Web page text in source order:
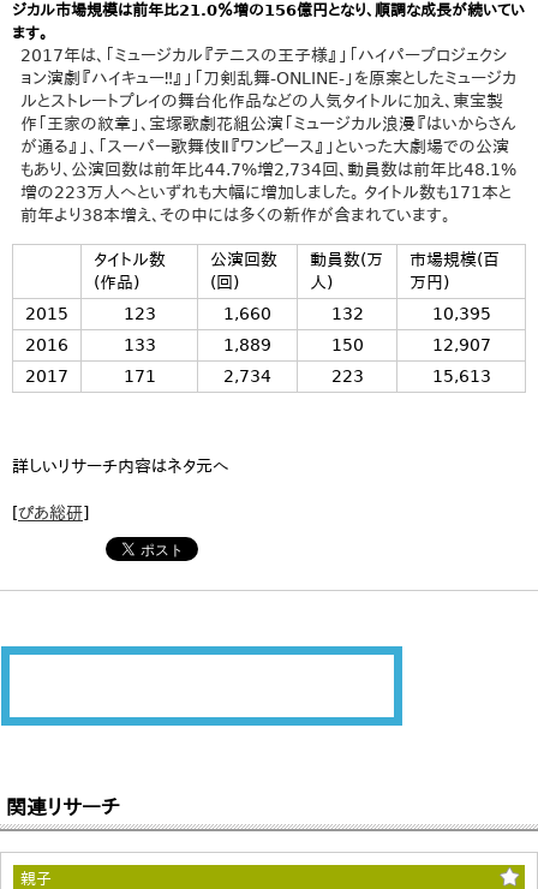
ジカル市場規模は前年比21.0％増の156億円となり、順調な成長が続いてい
ます。
2017年は、「ミュージカル『テニスの王子様』」「ハイパープロジェクシ
ョン演劇『ハイキュー‼』」「刀剣乱舞-ONLINE-」を原案としたミュージカ
ルとストレートプレイの舞台化作品などの人気タイトルに加え、東宝製
作「王家の紋章」、宝塚歌劇花組公演「ミュージカル浪漫『はいからさん
が通る』」、「スーパー歌舞伎Ⅱ『ワンピース』」といった大劇場での公演
もあり、公演回数は前年比44.7%増2,734回、動員数は前年比48.1%
増の223万人へといずれも大幅に増加しました。 タイトル数も171本と
前年より38本増え、その中には多くの新作が含まれています。
タイトル数
(作品)
公演回数
(回)
動員数(万
人)
市場規模(百
万円)
2015
123 1,660 132
10,395
2016
133 1,889 150
12,907
2017
171 2,734 223 15,613
詳しいリサーチ内容はネタ元へ
[ぴあ総研]
関連リサーチ
親子